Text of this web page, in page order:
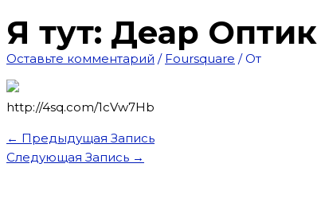
Я тут: Деар
Оставьте комментарий / Foursquare / От
http://4sq.com/1cVw7Hb
← Предыдущая Запись
Следующая Запись →